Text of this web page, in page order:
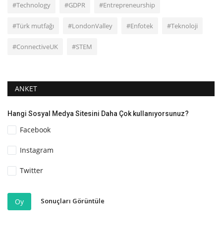
#Technology #GDPR #Entrepreneurship
#Türk mutfağı #LondonValley #Enfotek #Teknoloji
#ConnectiveUK #STEM
ANKET
Hangi Sosyal Medya Sitesini Daha Çok kullanıyorsunuz?
Facebook
Instagram
Twitter
Oy Sonuçları Görüntüle